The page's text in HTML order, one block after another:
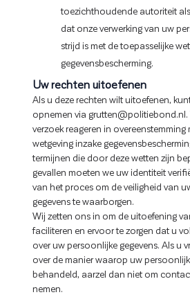
toezichthoudende autoriteit
dat onze verwerking van uw
strijd is met de toepasselijke
gegevensbescherming.
Uw rechten uitoefenen
Als u deze rechten wilt uitoefenen,
opnemen via
verzoek reageren in overeenstemming
wetgeving inzake
termijnen die door deze wetten zijn
gevallen moeten we uw identiteit
van het proces om de veiligheid van
gegevens te waarborgen.
Wij zetten ons in om de uitoefening
faciliteren en ervoor te zorgen dat u
over uw persoonlijke gegevens. Als u
over de manier waarop uw
behandeld, aarzel dan niet om
nemen.